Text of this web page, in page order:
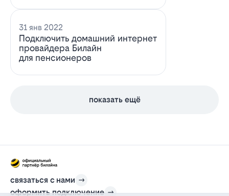
31 янв 2022
Подключить домашний интернет
провайдера Билайн
для пенсионеров
показать ещё
связаться с нами
оформить подключение